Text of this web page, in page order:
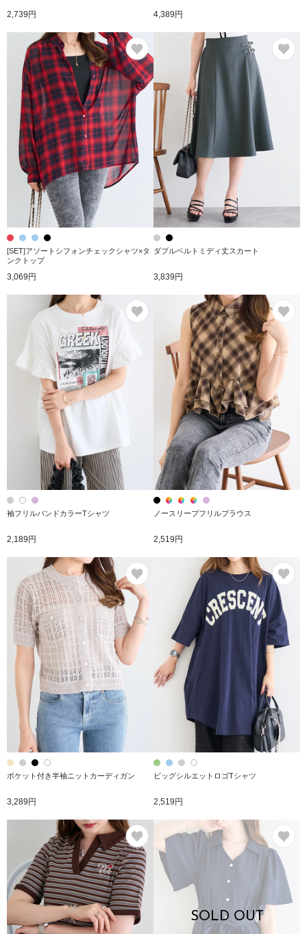
2,739円 4,389円
[SET]アソートシフォンチェックシャツ×タ
ンクトップ
3,069円
ダブルベルトミディ丈スカート
3,839円
袖フリルバンドカラーTシャツ
2,189円
ノースリーブフリルブラウス
2,519円
ポケット付き半袖ニットカーディガン
3,289円
ビッグシルエットロゴTシャツ
2,519円
お気に入り
SOLD OUT